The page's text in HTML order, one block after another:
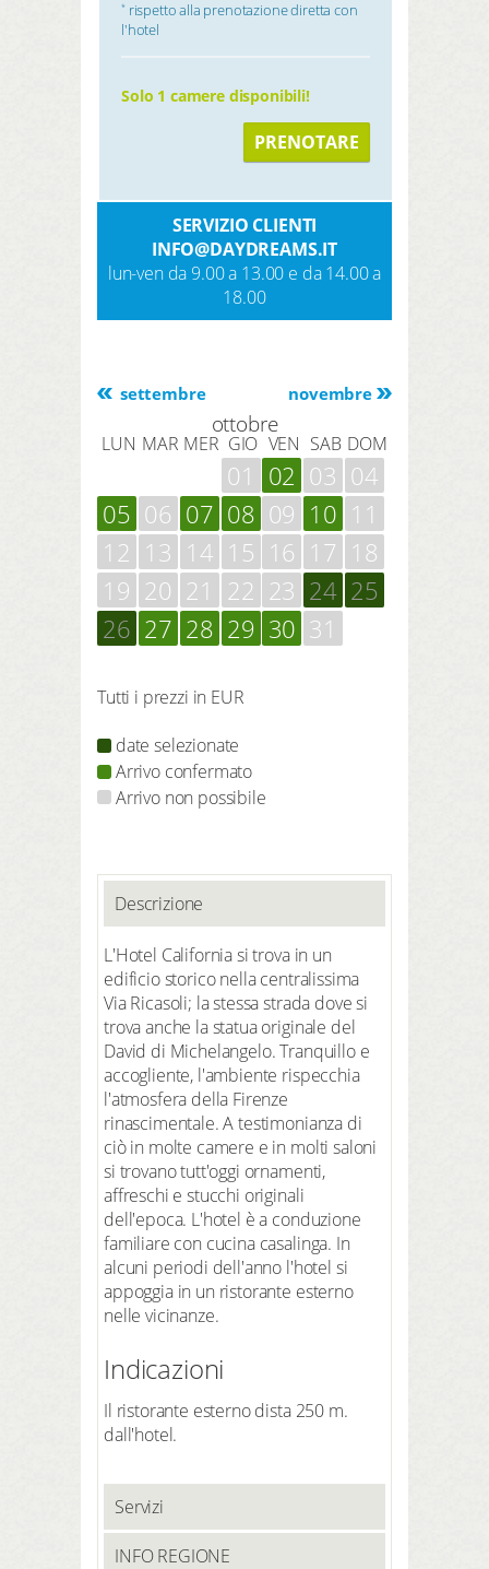
*rispetto alla prenotazione diretta con
l'hotel
Solo 1 camere disponibili!
PRENOTARE
SERVIZIO CLIENTI
INFO@DAYDREAMS.IT
lun-ven da 9.00 a 13.00 e da 14.00 a
18.00
novembre
settembre
ottobre
LUN MAR MER GIO VEN SAB DOM
01 02 03 04
05 06 07 08 09 10 11
12 13 14 15 16 17 18
19 20 21 22 23 24 25
26 27 28 29 30 31
Tutti i prezzi in EUR
date selezionate
Arrivo confermato
Arrivo non possibile
Descrizione
L'Hotel California si trova in un
edificio storico nella centralissima
Via Ricasoli; la stessa strada dove si
trova anche la statua originale del
David di Michelangelo. Tranquillo e
accogliente, l'ambiente rispecchia
l'atmosfera della Firenze
rinascimentale. A testimonianza di
ciò in molte camere e in molti saloni
si trovano tutt'oggi ornamenti,
affreschi e stucchi originali
dell'epoca. L'hotel è a conduzione
familiare con cucina casalinga. In
alcuni periodi dell'anno l'hotel si
appoggia in un ristorante esterno
nelle vicinanze.
Indicazioni
Il ristorante esterno dista 250 m.
dall'hotel.
Servizi
INFO REGIONE